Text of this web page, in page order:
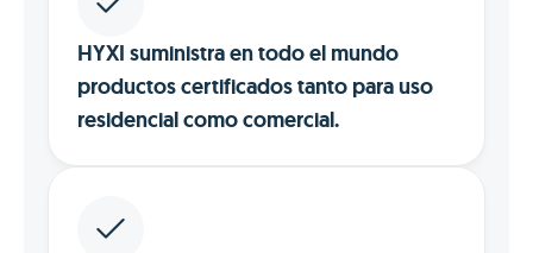
HYXI suministra en todo el mundo
productos certificados tanto para uso
residencial como comercial.